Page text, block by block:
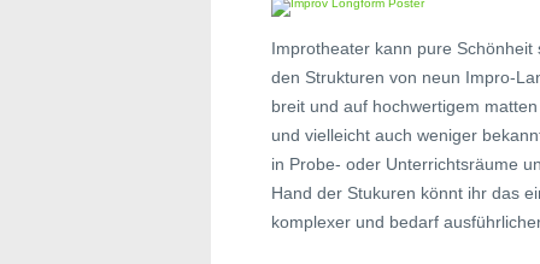
Improtheater kann pure
den Strukturen von neun Impro-
breit und auf hochwertigem
und vielleicht auch weniger
in Probe- oder Unterrichtsräume
Hand der Stukuren könnt ihr das
komplexer und bedarf